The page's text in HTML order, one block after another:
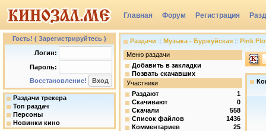
Главная Форум Регистрация
Группы
Гость! ( Зарегистрируйтесь )
Логин:
Пароль:
Восстановление!
Раздачи трекера
Топ раздач
Персоны
Новинки кино
Раздачи :: Музыка - Буржуйская :: Pink
Меню раздачи
Добавить в закладки
Позвать скачавших
Участники
Раздают
1
Скачивают
0
Скачали
558
Список файлов
1436
Комментариев
25